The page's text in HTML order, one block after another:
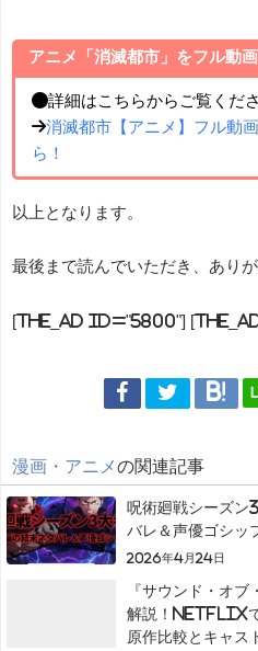
アニメ「消滅都市」をフル動
●詳細はこちらからご覧くださ
→消滅都市【アニメ】フル動
ら！
以上となります。
最後まで読んでいただき、あり
[the_ad id="5800"]
漫画・アニメの関連記事
呪術廻戦シーズン
バレ＆声優ゴシッ
2026年4月24日
『サウンド・オ
解説！Netflixで
原作比較とキャス